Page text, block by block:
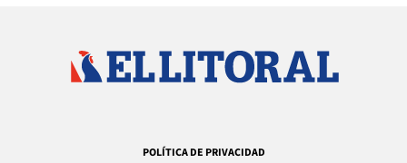
POLÍTICA DE PRIVACIDAD